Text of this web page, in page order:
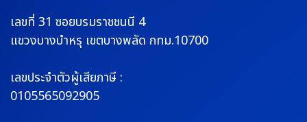
เลขที่ 31 ซอยบรมราชชนนี 4
แขวงบางบำหรุ เขตบางพลัด กทม.10700
เลขประจำตัวผู้เสียภาษี :
0105565092905